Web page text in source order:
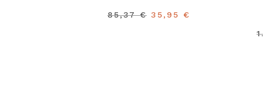
85,37€ El
35,95 €